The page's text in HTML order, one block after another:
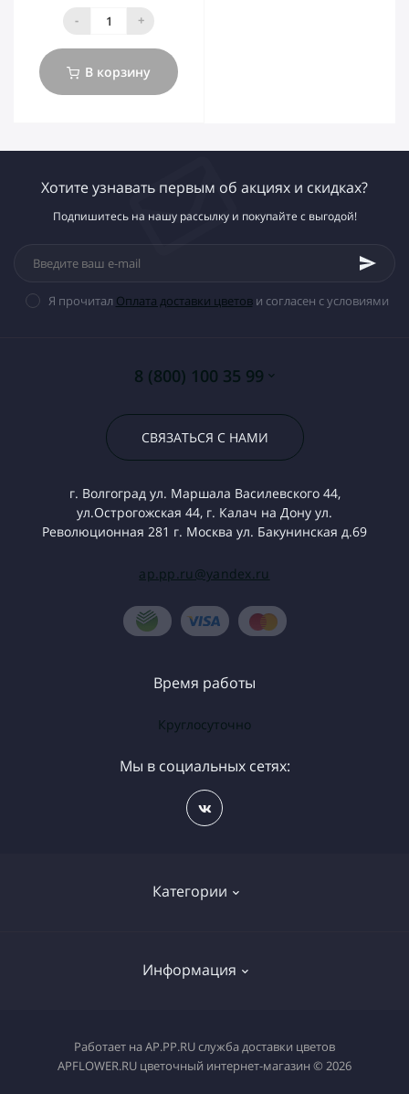
- +
В корзину
Хотите узнавать первым об акциях и скидках?
Подпишитесь на нашу рассылку и покупайте с выгодой!
Я прочитал Оплата доставки цветови согласен с условиями
8 (800) 100 35 99
СВЯЗАТЬСЯ С НАМИ
г. Волгоград ул. Маршала Василевского 44,
ул.Острогожская 44, г. Калач на Дону ул.
Революционная 281 г. Москва ул. Бакунинская д.69
ap.pp.ru@yandex.ru
Категории
Бесплатная доставка цветов
Магазин ВОЗДУШНЫХ ШАРОВ
Информация
Доставка еды Калач на Дону
Доставка цветов Калач на Дону
Время работы
Круглосуточно
Мы в социальных сетях:
Работает на AP.PP.RU служба доставки цветов
APFLOWER.RU цветочный интернет-магазин © 2026